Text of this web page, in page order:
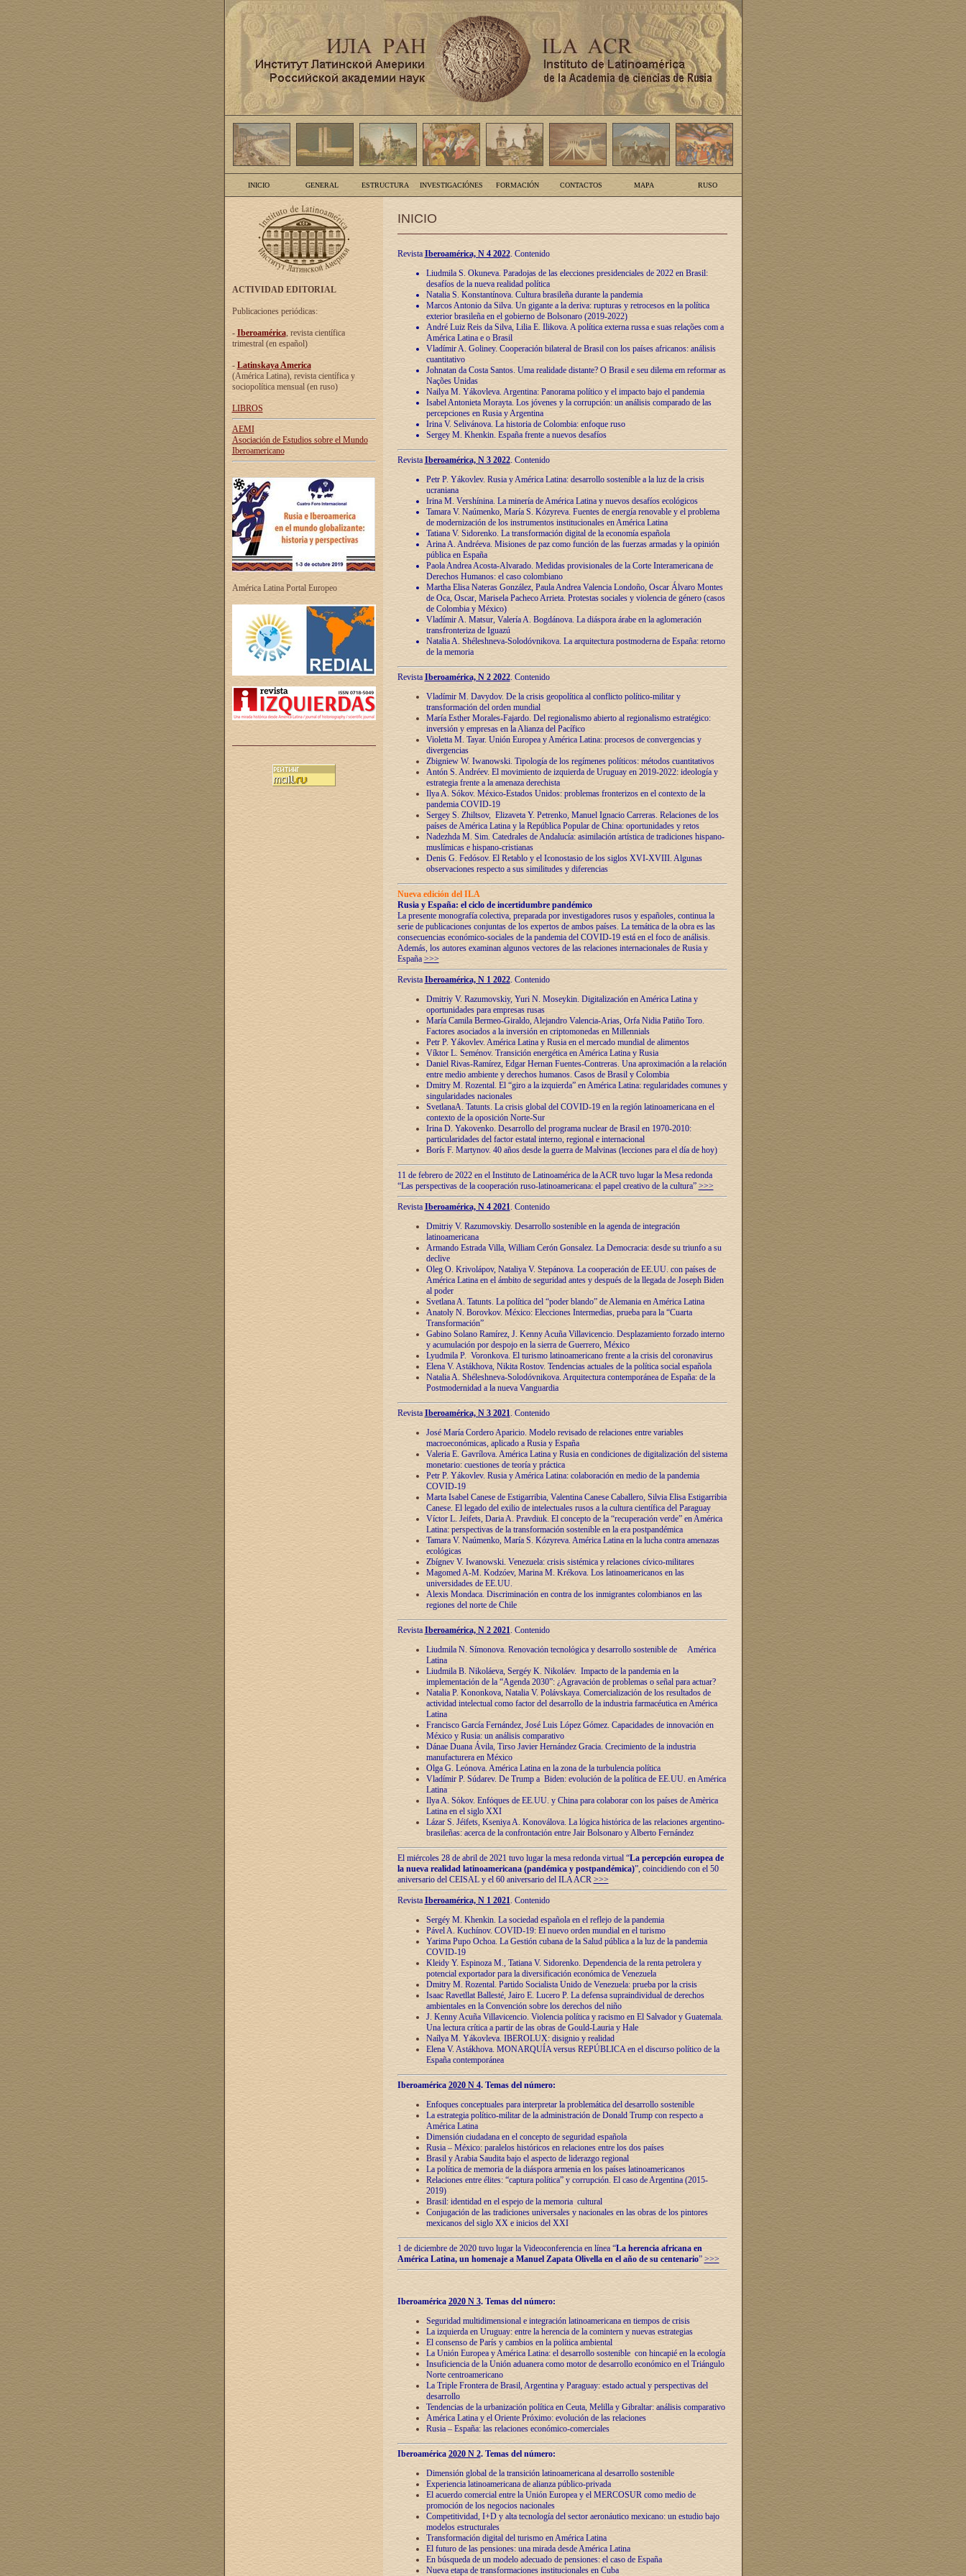
INICIO GENERAL ESTRUCTURA INVESTIGACIÓNES FORMACIÓN CONTACTOS MAPA RUSO
ACTIVIDAD EDITORIAL
Publicaciones periódicas:
- Iberoamérica, revista científica
trimestral (en español)
- Latinskaya America
(América Latina), revista científica y
sociopolítica mensual (en ruso)
LIBROS
AEMI
Asociación de Estudios sobre el Mundo
Iberoamericano
América Latina Portal Europeo
INICIO
Revista Iberoamérica, N 4 2022. Contenido
Liudmila S. Okuneva. Paradojas de las elecciones presidenciales de 2022 en Brasil:
desafíos de la nueva realidad política
Natalia S. Konstantínova. Cultura brasileña durante la pandemia
Marcos Antonio da Silva. Un gigante a la deriva: rupturas y retrocesos en la política
exterior brasileña en el gobierno de Bolsonaro (2019-2022)
André Luiz Reis da Silva, Lilia E. Ilikova. A política externa russa e suas relações com a
América Latina e o Brasil
Vladímir A. Goliney. Cooperación bilateral de Brasil con los países africanos: análisis
cuantitativo
Johnatan da Costa Santos. Uma realidade distante? O Brasil e seu dilema em reformar as
Nações Unidas
Nailya M. Yákovleva. Argentina: Panorama político y el impacto bajo el pandemia
Isabel Antonieta Morayta. Los jóvenes y la corrupción: un análisis comparado de las
percepciones en Rusia y Argentina
Irina V. Selivánova. La historia de Colombia: enfoque ruso
Sergey M. Khenkin. España frente a nuevos desafíos
Revista Iberoamérica, N 3 2022. Contenido
Petr P. Yákovlev. Rusia y América Latina: desarrollo sostenible a la luz de la crisis
ucraniana
Irina M. Vershínina. La minería de América Latina y nuevos desafíos ecológicos
Tamara V. Naúmenko, María S. Kózyreva. Fuentes de energía renovable y el problema
de modernización de los instrumentos institucionales en América Latina
Tatiana V. Sidorenko. La transformación digital de la economía española
Arina A. Andréeva. Misiones de paz como función de las fuerzas armadas y la opinión
pública en España
Paola Andrea Acosta-Alvarado. Medidas provisionales de la Corte Interamericana de
Derechos Humanos: el caso colombiano
Martha Elisa Nateras González, Paula Andrea Valencia Londoño, Oscar Álvaro Montes
de Oca, Oscar, Marisela Pacheco Arrieta. Protestas sociales y violencia de género (casos
de Colombia y México)
Vladímir A. Matsur, Valería A. Bogdánova. La diáspora árabe en la aglomeración
transfronteriza de Iguazú
Natalia A. Shéleshneva-Solodóvnikova. La arquitectura postmoderna de España: retorno
de la memoria
Revista Iberoamérica, N 2 2022. Contenido
Vladímir M. Davydov. De la crisis geopolítica al conflicto político-militar y
transformación del orden mundial
María Esther Morales-Fajardo. Del regionalismo abierto al regionalismo estratégico:
inversión y empresas en la Alianza del Pacífico
Violetta M. Tayar. Unión Europea y América Latina: procesos de convergencias y
divergencias
Zbigniew W. Iwanowski. Tipología de los regímenes políticos: métodos cuantitativos
Antón S. Andréev. El movimiento de izquierda de Uruguay en 2019-2022: ideología y
estrategia frente a la amenaza derechista
Ilya A. Sókov. México-Estados Unidos: problemas fronterizos en el contexto de la
pandemia COVID-19
Sergey S. Zhiltsov, Elizaveta Y. Petrenko, Manuel Ignacio Carreras. Relaciones de los
países de América Latina y la República Popular de China: oportunidades y retos
Nadezhda M. Sim. Catedrales de Andalucía: asimilación artística de tradiciones hispano-
muslímicas e hispano-cristianas
Denis G. Fedósov. El Retablo y el Iconostasio de los siglos XVI-XVIII. Algunas
observaciones respecto a sus similitudes y diferencias
Nueva edición del ILA
Rusia y España: el ciclo de incertidumbre pandémico
La presente monografía colectiva, preparada por investigadores rusos y españoles, continua la
serie de publicaciones conjuntas de los expertos de ambos países. La temática de la obra es las
consecuencias económico-sociales de la pandemia del COVID-19 está en el foco de análisis.
Además, los autores examinan algunos vectores de las relaciones internacionales de Rusia y
España >>>
Revista Iberoamérica, N 1 2022. Contenido
Dmitriy V. Razumovskiy, Yuri N. Moseykin. Digitalización en América Latina y
oportunidades para empresas rusas
María Camila Bermeo-Giraldo, Alejandro Valencia-Arias, Orfa Nidia Patiño Toro.
Factores asociados a la inversión en criptomonedas en Millennials
Petr P. Yákovlev. América Latina y Rusia en el mercado mundial de alimentos
Víktor L. Seménov. Transición energética en América Latina y Rusia
Daniel Rivas-Ramírez, Edgar Hernan Fuentes-Contreras. Una aproximación a la relación
entre medio ambiente y derechos humanos. Casos de Brasil y Colombia
Dmitry M. Rozental. El “giro a la izquierda” en América Latina: regularidades comunes y
singularidades nacionales
SvetlanaA. Tatunts. La crisis global del COVID-19 en la región latinoamericana en el
contexto de la oposición Norte-Sur
Irina D. Yakovenko. Desarrollo del programa nuclear de Brasil en 1970-2010:
particularidades del factor estatal interno, regional e internacional
Borís F. Martynov. 40 años desde la guerra de Malvinas (lecciones para el día de hoy)
11 de febrero de 2022 en el Instituto de Latinoamérica de la ACR tuvo lugar la Mesa redonda
“Las perspectivas de la cooperación ruso-latinoamericana: el papel creativo de la cultura” >>>
Revista Iberoamérica, N 4 2021. Contenido
Dmitriy V. Razumovskiy. Desarrollo sostenible en la agenda de integración
latinoamericana
Armando Estrada Villa, William Cerón Gonsalez. La Democracia: desde su triunfo a su
declive
Oleg O. Krivolápov, Nataliya V. Stepánova. La cooperación de EE.UU. con países de
América Latina en el ámbito de seguridad antes y después de la llegada de Joseph Biden
al poder
Svetlana A. Tatunts. La política del “poder blando” de Alemania en América Latina
Anatoly N. Borovkov. México: Elecciones Intermedias, prueba para la “Cuarta
Transformación”
Gabino Solano Ramírez, J. Kenny Acuña Villavicencio. Desplazamiento forzado interno
y acumulación por despojo en la sierra de Guerrero, México
Lyudmila P. Voronkova. El turismo latinoamericano frente a la crisis del coronavirus
Elena V. Astákhova, Nikita Rostov. Tendencias actuales de la política social española
Natalia A. Shéleshneva-Solodóvnikova. Arquitectura contemporánea de España: de la
Postmodernidad a la nueva Vanguardia
Revista Iberoamérica, N 3 2021. Contenido
José María Cordero Aparicio. Modelo revisado de relaciones entre variables
macroeconómicas, aplicado a Rusia y España
Valeria E. Gavrílova. América Latina y Rusia en condiciones de digitalización del sistema
monetario: cuestiones de teoría y práctica
Petr P. Yákovlev. Rusia y América Latina: colaboración en medio de la pandemia
COVID-19
Marta Isabel Canese de Estigarribia, Valentina Canese Caballero, Silvia Elisa Estigarribia
Canese. El legado del exilio de intelectuales rusos a la cultura científica del Paraguay
Víctor L. Jeifets, Daria A. Pravdiuk. El concepto de la “recuperación verde” en América
Latina: perspectivas de la transformación sostenible en la era postpandémica
Tamara V. Naúmenko, María S. Kózyreva. América Latina en la lucha contra amenazas
ecológicas
Zbígnev V. Iwanowski. Venezuela: crisis sistémica y relaciones cívico-militares
Magomed A-M. Kodzóev, Marina M. Krékova. Los latinoamericanos en las
universidades de EE.UU.
Alexis Mondaca. Discriminación en contra de los inmigrantes colombianos en las
regiones del norte de Chile
RevistaIberoamérica, N 2 2021. Contenido
Liudmila N. Símonova. Renovaciόn tecnolόgica y desarrollo sostenible de América
Latina
Liudmila B. Nikoláeva, Sergéy K. Nikoláev. Impacto de la pandemia en la
implementaciόn de la “Agenda 2030”: ¿Agravaciόn de problemas o señal para actuar?
Natalia P. Kononkova, Natalia V. Polávskaya. Comercializaciόn de los resultados de
actividad intelectual como factor del desarrollo de la industria farmacéutica en América
Latina
Francisco García Fernández, José Luis López Gómez. Capacidades de innovaciόn en
México y Rusia: un análisis comparativo
Dánae Duana Ávila, Tirso Javier Hernández Gracia. Crecimiento de la industria
manufacturera en México
Olga G. Leόnova. América Latina en la zona de la turbulencia política
Vladímir P. Súdarev. De Trump a Biden: evoluciόn de la política de EE.UU. en América
Latina
Ilya A. Sόkov. Enfόques de EE.UU. y China para colaborar con los países de Amèrica
Latina en el siglo XXI
Lázar S. Jéifets, Kseniya A. Konoválova. La lόgica histόrica de las relaciones argentino-
brasileñas: acerca de la confrontaciόn entre Jair Bolsonaro y Alberto Fernández
El miércoles 28 de abril de 2021 tuvo lugar la mesa redonda virtual “La percepción europea de
la nueva realidad latinoamericana (pandémica y postpandémica)”, coincidiendo con el 50
aniversario del CEISAL y el 60 aniversario del ILA ACR >>>
Revista Iberoamérica, N 1 2021. Contenido
Sergéy M. Khenkin. La sociedad española en el reflejo de la pandemia
Pável A. Kuchínov. COVID-19: El nuevo orden mundial en el turismo
Yarima Pupo Ochoa. La Gestión cubana de la Salud pública a la luz de la pandemia
COVID-19
Kleidy Y. Espinoza M., Tatiana V. Sidorenko. Dependencia de la renta petrolera y
potencial exportador para la diversificación económica de Venezuela
Dmitry M. Rozental. Partido Socialista Unido de Venezuela: prueba por la crisis
Isaac Ravetllat Ballesté, Jairo E. Lucero P. La defensa supraindividual de derechos
ambientales en la Convención sobre los derechos del niño
J. Kenny Acuña Villavicencio. Violencia política y racismo en El Salvador y Guatemala.
Una lectura crítica a partir de las obras de Gould-Lauria y Hale
Naílya M. Yákovleva. IBEROLUX: disignio y realidad
Elena V. Astákhova. MONARQUÍA versus REPÚBLICA en el discurso político de la
España contemporánea
Iberoamérica 2020 N 4. Temas del número:
Enfoques conceptuales para interpretar la problemática del desarrollo sostenible
La estrategia político-militar de la administración de Donald Trump con respecto a
América Latina
Dimensión ciudadana en el concepto de seguridad española
Rusia – México: paralelos históricos en relaciones entre los dos países
Brasil y Arabia Saudita bajo el aspecto de liderazgo regional
La política de memoria de la diáspora armenia en los países latinoamericanos
Relaciones entre élites: “captura política” y corrupción. El caso de Argentina (2015-
2019)
Brasil: identidad en el espejo de la memoria cultural
Conjugación de las tradiciones universales y nacionales en las obras de los pintores
mexicanos del siglo XX e inicios del XXI
1 de diciembre de 2020 tuvo lugar la Videoconferencia en línea “La herencia africana en
América Latina, un homenaje a Manuel Zapata Olivella en el año de su centenario” >>>
Iberoamérica 2020 N 3.Temas del número:
Seguridad multidimensional e integración latinoamericana en tiempos de crisis
La izquierda en Uruguay: entre la herencia de lа comintern y nuevas estrategias
El consenso de París y cambios en la política ambiental
La Unión Europea y América Latina: el desarrollo sostenible con hincapié en la ecología
Insuficiencia de la Unión aduanera como motor de desarrollo económico en el Triángulo
Norte centroamericano
La Triple Frontera de Brasil, Argentina y Paraguay: estado actual y perspectivas del
desarrollo
Tendencias de la urbanización política en Ceuta, Melilla y Gibraltar: análisis comparativo
América Latina y el Oriente Próximo: evolución de las relaciones
Rusia – España: las relaciones económico-comerciales
Iberoamérica 2020 N 2.Temas del número:
Dimensión global de la transición latinoamericana al desarrollo sostenible
Experiencia latinoamericana de alianza público-privada
El acuerdo comercial entre la Unión Europea y el MERCOSUR como medio de
promoción de los negocios nacionales
Competitividad, I+D y alta tecnología del sector aeronáutico mexicano: un estudio bajo
modelos estructurales
Transformación digital del turismo en América Latina
El futuro de las pensiones: una mirada desde América Latina
En búsqueda de un modelo adecuado de pensiones: el caso de España
Nueva etapa de transformaciones institucionales en Cuba